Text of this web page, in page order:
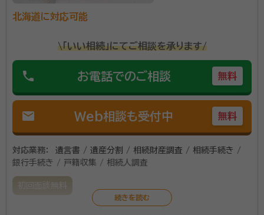
北海道に対応可能
\「いい相続」にてご相談を承ります/
phone お電話でのご相談 無料
mail Web相談も受付中 無料
対応業務：
遺言書 / 遺産分割 / 相続財産調査 / 相続手続き /
銀行手続き / 戸籍収集 / 相続人調査
初回面談無料